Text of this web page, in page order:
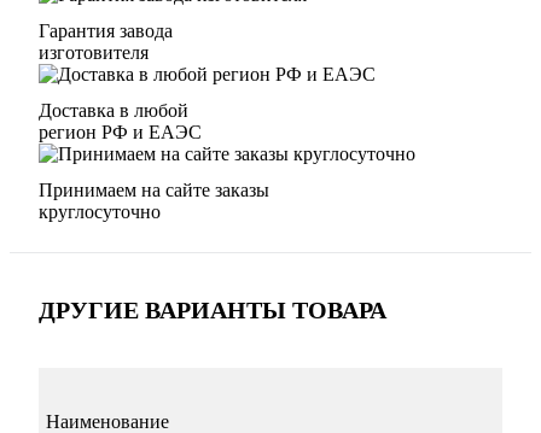
Гарантия завода
изготовителя
Доставка в любой
регион РФ и ЕАЭС
Принимаем на сайте заказы
круглосуточно
ДРУГИЕ ВАРИАНТЫ ТОВАРА
Наименование